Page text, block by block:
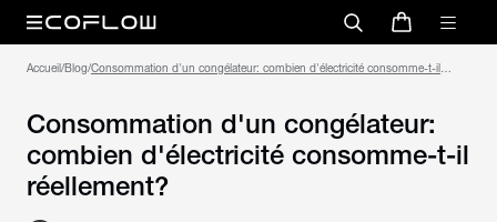
Accueil/Blog/Consommation d'un congélateur: combien d'électricité consomme-t-il
Consommation d'un congélateur:
combien d'électricité consomme-t-il
réellement?